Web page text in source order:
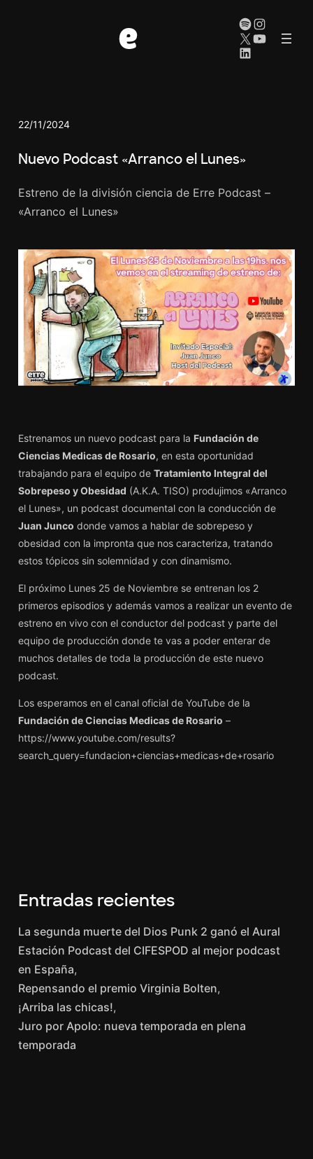
Spotify
X
LinkedIn
22/11/2024
Nuevo Podcast «Arranco el Lunes»
Estreno de la división ciencia de Erre Podcast –
«Arranco el Lunes»
Estrenamos un nuevo podcast para la Fundación de
Ciencias Medicas de Rosario, en esta oportunidad
trabajando para el equipo de Tratamiento Integral del
Sobrepeso y Obesidad (A.K.A. TISO) produjimos «Arranco
el Lunes», un podcast documental con la conducción de
Juan Junco donde vamos a hablar de sobrepeso y
obesidad con la impronta que nos caracteriza, tratando
estos tópicos sin solemnidad y con dinamismo.
El próximo Lunes 25 de Noviembre se entrenan los 2
primeros episodios y además vamos a realizar un evento de
estreno en vivo con el conductor del podcast y parte del
equipo de producción donde te vas a poder enterar de
muchos detalles de toda la producción de este nuevo
podcast.
Los esperamos en el canal oficial de YouTube de la
Fundación de Ciencias Medicas de Rosario –
https://www.youtube.com/results?
search_query=fundacion+ciencias+medicas+de+rosario
Entradas recientes
La segunda muerte del Dios Punk 2 ganó el Aural
Estación Podcast del CIFESPOD al mejor podcast
en España
Repensando el premio Virginia Bolten
¡Arriba las chicas!
Juro por Apolo: nueva temporada en plena
temporada